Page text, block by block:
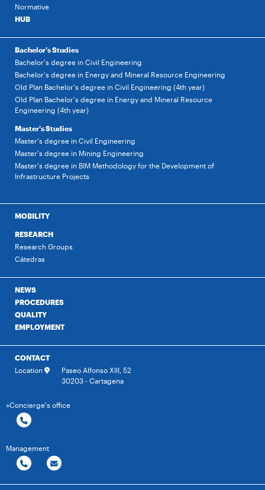
Normative
HUB
Bachelor's Studies
Bachelor's degree in Civil Engineering
Bachelor's degree in Energy and Mineral Resource Engineering
Old Plan Bachelor's degree in Civil Engineering (4th year)
Old Plan Bachelor's degree in Energy and Mineral Resource
Engineering (4th year)
Master's Studies
Master's degree in Civil Engineering
Master's degree in Mining Engineering
Master's degree in BIM Methodology for the Development of
Infrastructure Projects
MOBILITY
RESEARCH
Research Groups
Cátedras
NEWS
PROCEDURES
QUALITY
EMPLOYMENT
CONTACT
Location
Paseo Alfonso XIII, 52
30203 - Cartagena
>Concierge's office
Management